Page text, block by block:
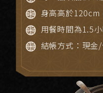
身高高於120cm
用餐時間為1.5
結帳方式：現